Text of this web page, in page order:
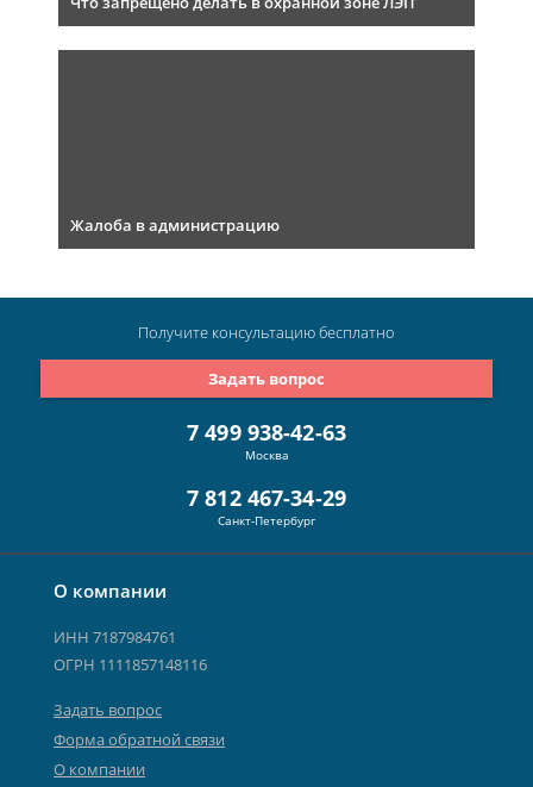
Жалоба в администрацию
О компании
ИНН 7187984761
ОГРН 1111857148116
Задать вопрос
Форма обратной связи
О компании
7 499 938-42-63
Москва
7 812 467-34-29
Санкт-Петербург
Задать вопрос
Получите консультациюбесплатно